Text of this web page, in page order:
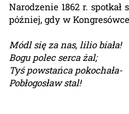
Narodzenie 1862 r.
później, gdy w
Módl się za nas, lilio biała!
Bogu polec serca żal;
Tyś powstańca pokochała-
Pobłogosław stal!